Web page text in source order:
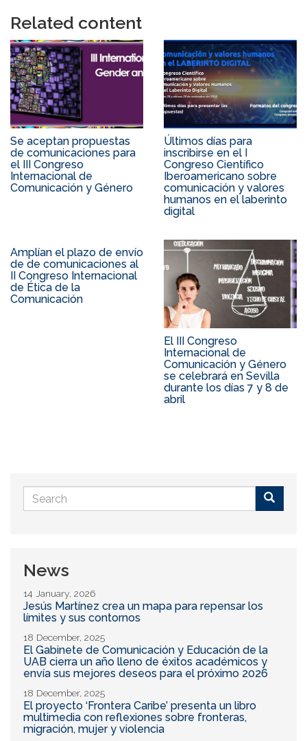
Related content
Se aceptan propuestas
de comunicaciones para
el III Congreso
Internacional de
Comunicación y Género
Últimos días para
inscribirse en el I
Congreso Científico
Iberoamericano sobre
comunicación y valores
humanos en el laberinto
digital
Amplían el plazo de envío
de de comunicaciones al
II Congreso Internacional
de Ética de la
Comunicación
El III Congreso
Internacional de
Comunicación y Género
se celebrará en Sevilla
durante los días 7 y 8 de
abril
Search
form
News
14 January, 2026
Jesús Martínez crea un mapa para repensar los
límites y sus contornos
18 December, 2025
El Gabinete de Comunicación y Educación de la
UAB cierra un año lleno de éxitos académicos y
envía sus mejores deseos para el próximo 2026
18 December, 2025
El proyecto ‘Frontera Caribe’ presenta un libro
multimedia con reflexiones sobre fronteras,
migración, mujer y violencia